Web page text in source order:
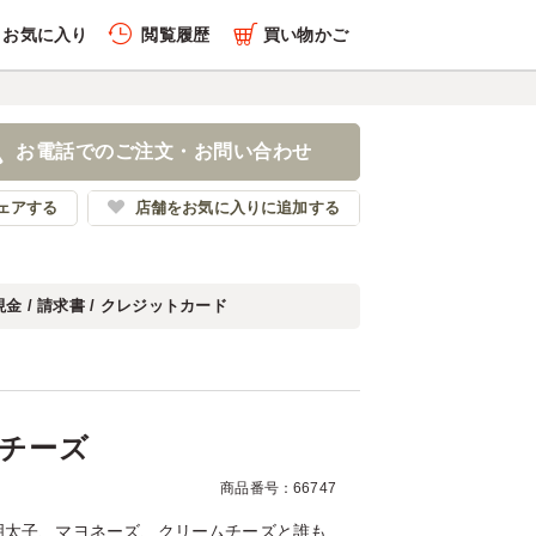
お気に入り 閲覧履歴
履歴を全件削除する
米おむすび藤はら
買い物かご
お電話でのご注文・お問い合わせ
アする 店舗をお気に入りに追加する
金 / 請求書 / クレジットカード
ーズ
商品番号：66747
子、マヨネーズ、クリームチーズと誰も